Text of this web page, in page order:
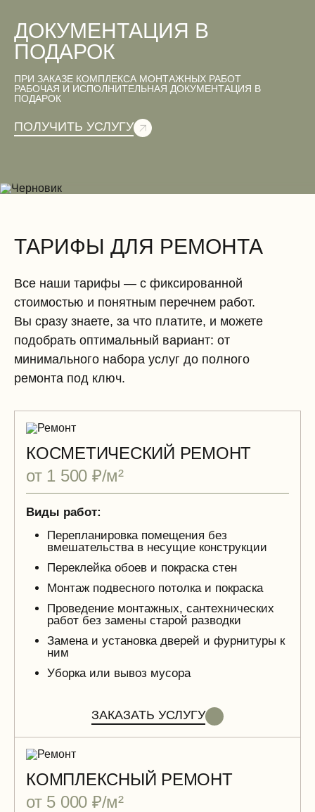
Двери
Вентиляционные работы (демонтаж)
ДОКУМЕНТАЦИЯ В
ПОДАРОК
ПРИ ЗАКАЗЕ КОМПЛЕКСА МОНТАЖНЫХ РАБОТ
РАБОЧАЯ И ИСПОЛНИТЕЛЬНАЯ ДОКУМЕНТАЦИЯ В
ПОДАРОК
ПОЛУЧИТЬ УСЛУГУ
ТАРИФЫ ДЛЯ РЕМОНТА
Все наши тарифы — с фиксированной
стоимостью и понятным перечнем работ.
Вы сразу знаете, за что платите, и можете
подобрать оптимальный вариант: от
минимального набора услуг до полного
ремонта под ключ.
КОСМЕТИЧЕСКИЙ РЕМОНТ
от 1 500 ₽/м²
Виды работ:
Перепланировка помещения без
вмешательства в несущие конструкции
Переклейка обоев и покраска стен
Монтаж подвесного потолка и покраска
Проведение монтажных, сантехнических
работ без замены старой разводки
Замена и установка дверей и фурнитуры к
ним
Уборка или вывоз мусора
ЗАКАЗАТЬ УСЛУГУ
КОМПЛЕКСНЫЙ РЕМОНТ
от 5 000 ₽/м²